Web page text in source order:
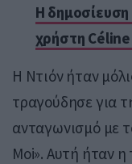
Η
χρήστη
Η Ντιόν ήταν
τραγούδησε για
ανταγωνισμό με
Moi». Αυτή ήταν